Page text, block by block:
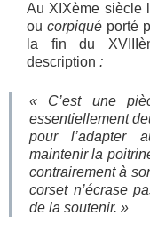
Au XIXème siècle
oucorpiqué porté
la fin du
description :
« C’est une
essentiellement
pour l’adapter
maintenir la
contrairement à
corset n’écrase
de la soutenir. »